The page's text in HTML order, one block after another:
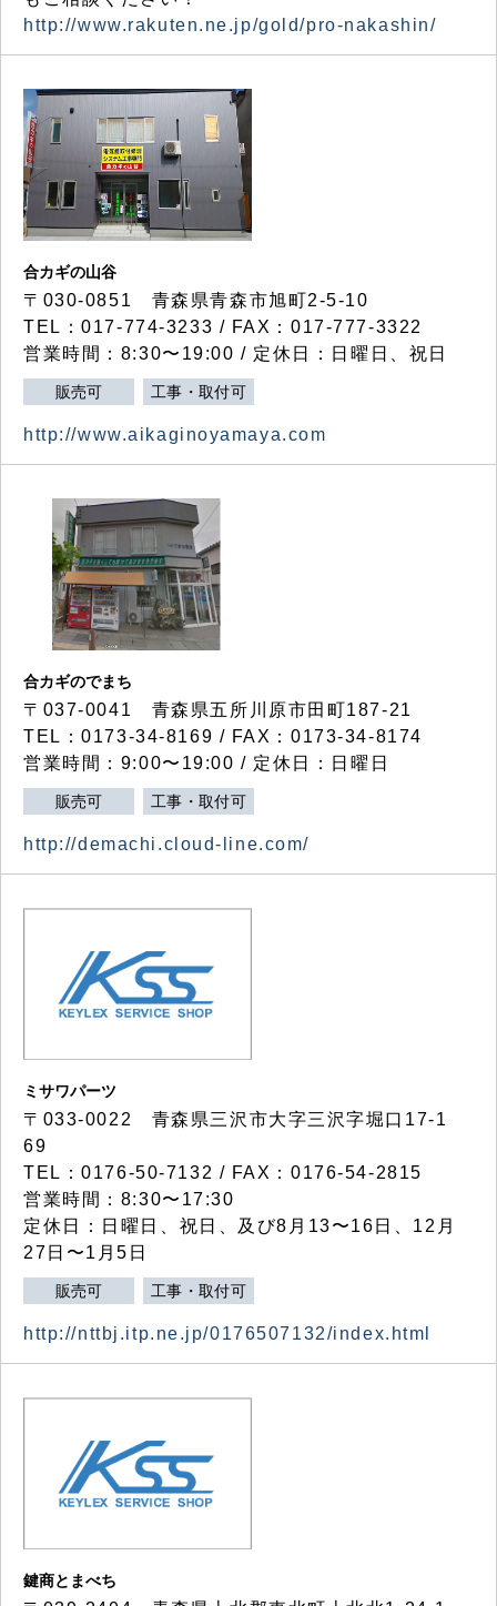
http://www.rakuten.ne.jp/gold/pro-nakashin/
合カギの山谷
〒030-0851 青森県青森市旭町2-5-10
TEL：017-774-3233 / FAX：017-777-3322
営業時間：8:30〜19:00 / 定休日：日曜日、祝日
販売可 工事・取付可
http://www.aikaginoyamaya.com
合カギのでまち
〒037-0041 青森県五所川原市田町187-21
TEL：0173-34-8169 / FAX：0173-34-8174
営業時間：9:00〜19:00 / 定休日：日曜日
販売可 工事・取付可
http://demachi.cloud-line.com/
ミサワパーツ
〒033-0022 青森県三沢市大字三沢字堀口17-1
69
TEL：0176-50-7132 / FAX：0176-54-2815
営業時間：8:30〜17:30
定休日：日曜日、祝日、及び8月13〜16日、12月
27日〜1月5日
販売可 工事・取付可
http://nttbj.itp.ne.jp/0176507132/index.html
鍵商とまべち